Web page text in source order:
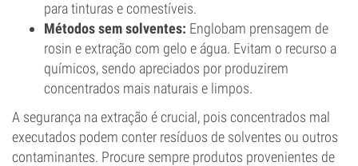
para tinturas e comestíveis.
Métodos sem solventes: Englobam prensagem de
rosin e extração com gelo e água. Evitam o recurso a
químicos, sendo apreciados por produzirem
concentrados mais naturais e limpos.
A segurança na extração é crucial, pois concentrados mal
executados podem conter resíduos de solventes ou outros
contaminantes. Procure sempre produtos provenientes de